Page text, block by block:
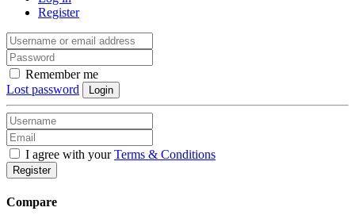
Register
Remember me
Lost password
Login
I agree with yourTerms & Conditions
Register
Compare